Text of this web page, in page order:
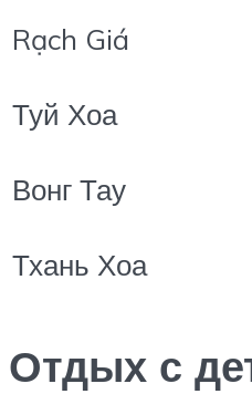
Rạch Giá
Туй Хоа
Вонг Тау
Тхань Хоа
Отдых с